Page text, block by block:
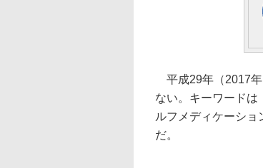
平成29年（2017年
ない。キーワードは
ルフメディケーショ
だ。